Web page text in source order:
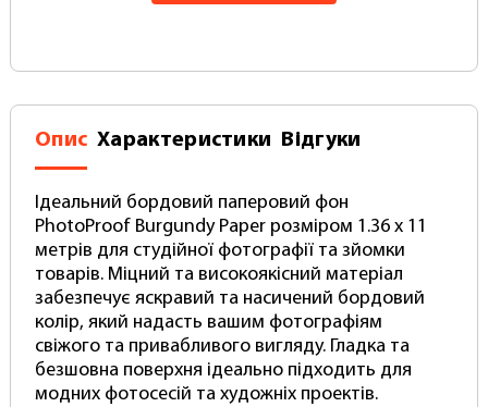
Опис Характеристики Відгуки
Ідеальний бордовий паперовий фон
PhotoProof Burgundy Paper розміром 1.36 x 11
метрів для студійної фотографії та зйомки
товарів. Міцний та високоякісний матеріал
забезпечує яскравий та насичений бордовий
колір, який надасть вашим фотографіям
свіжого та привабливого вигляду. Гладка та
безшовна поверхня ідеально підходить для
модних фотосесій та художніх проектів.